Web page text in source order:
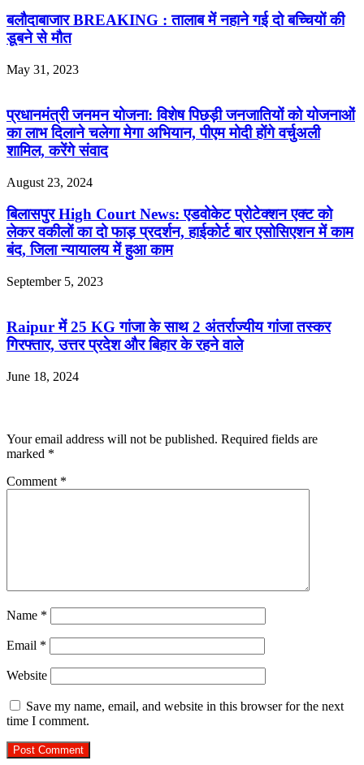
बलौदाबाजार BREAKING : तालाब में नहाने गई दो बच्चियों की
डूबने से मौत
May 31, 2023
प्रधानमंत्री जनमन योजना: विशेष पिछड़ी जनजातियों को योजनाओं
का लाभ दिलाने चलेगा मेगा अभियान, पीएम मोदी होंगे वर्चुअली
शामिल, करेंगे संवाद
August 23, 2024
बिलासपुर High Court News: एडवोकेट प्रोटेक्शन एक्ट को
लेकर वकीलों का दो फाड़ प्रदर्शन, हाईकोर्ट बार एसोसिएशन में काम
बंद, जिला न्यायालय में हुआ काम
September 5, 2023
Raipur में 25 KG गांजा के साथ 2 अंतर्राज्यीय गांजा तस्कर
गिरफ्तार, उत्तर प्रदेश और बिहार के रहने वाले
June 18, 2024
Your email address will not be published. Required fields are
marked *
Comment *
Name *
Email *
Website
Save my name, email, and website in this browser for the next
time I comment.